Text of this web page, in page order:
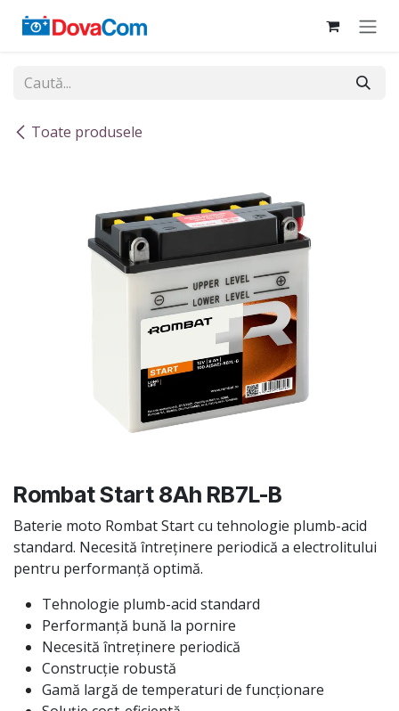
Toate produsele
Rombat Start 8Ah RB7L-B
Baterie moto Rombat Start cu tehnologie plumb-acid
standard. Necesită întreținere periodică a electrolitului
pentru performanță optimă.
Tehnologie plumb-acid standard
Performanță bună la pornire
Necesită întreținere periodică
Construcție robustă
Gamă largă de temperaturi de funcționare